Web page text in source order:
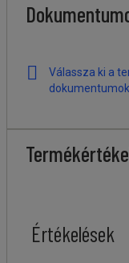
Válassza ki a